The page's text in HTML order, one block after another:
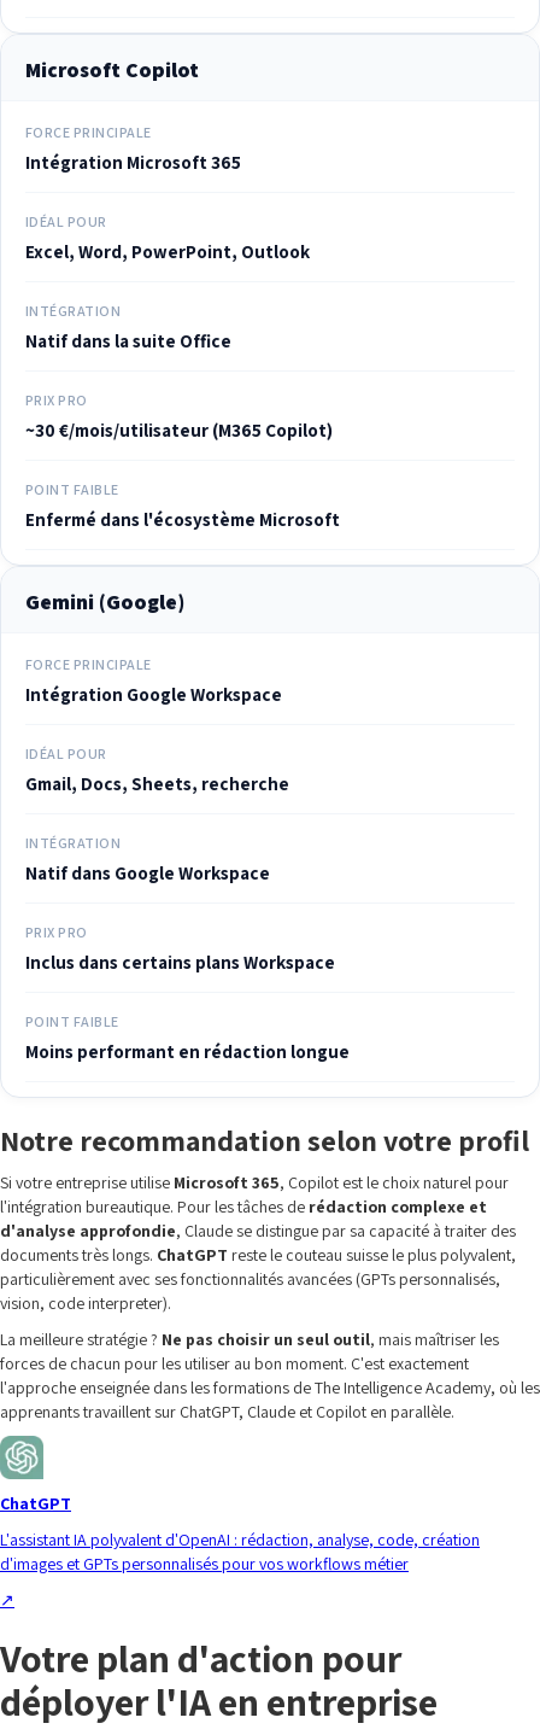
Microsoft Copilot
FORCE PRINCIPALE
Intégration Microsoft 365
IDÉAL POUR
Excel, Word, PowerPoint, Outlook
INTÉGRATION
Natif dans la suite Office
PRIX PRO
~30 €/mois/utilisateur (M365 Copilot)
POINT FAIBLE
Enfermé dans l'écosystème Microsoft
Gemini (Google)
FORCE PRINCIPALE
Intégration Google Workspace
IDÉAL POUR
Gmail, Docs, Sheets, recherche
INTÉGRATION
Natif dans Google Workspace
PRIX PRO
Inclus dans certains plans Workspace
POINT FAIBLE
Moins performant en rédaction longue
Notre recommandation selon votre profil
Si votre entreprise utilise Microsoft 365, Copilot est le choix naturel pour
l'intégration bureautique. Pour les tâches de rédaction complexe et
d'analyse approfondie, Claude se distingue par sa capacité à traiter des
documents très longs. ChatGPT reste le couteau suisse le plus polyvalent,
particulièrement avec ses fonctionnalités avancées (GPTs personnalisés,
vision, code interpreter).
La meilleure stratégie ? Ne pas choisir un seul outil, mais maîtriser les
forces de chacun pour les utiliser au bon moment. C'est exactement
l'approche enseignée dans les formations de The Intelligence Academy, où les
apprenants travaillent sur ChatGPT, Claude et Copilot en parallèle.
ChatGPT
L'assistant IA polyvalent d'OpenAI : rédaction, analyse, code, création
d'images et GPTs personnalisés pour vos workflows métier
↗
Votre plan d'action pour
déployer l'IA en entreprise